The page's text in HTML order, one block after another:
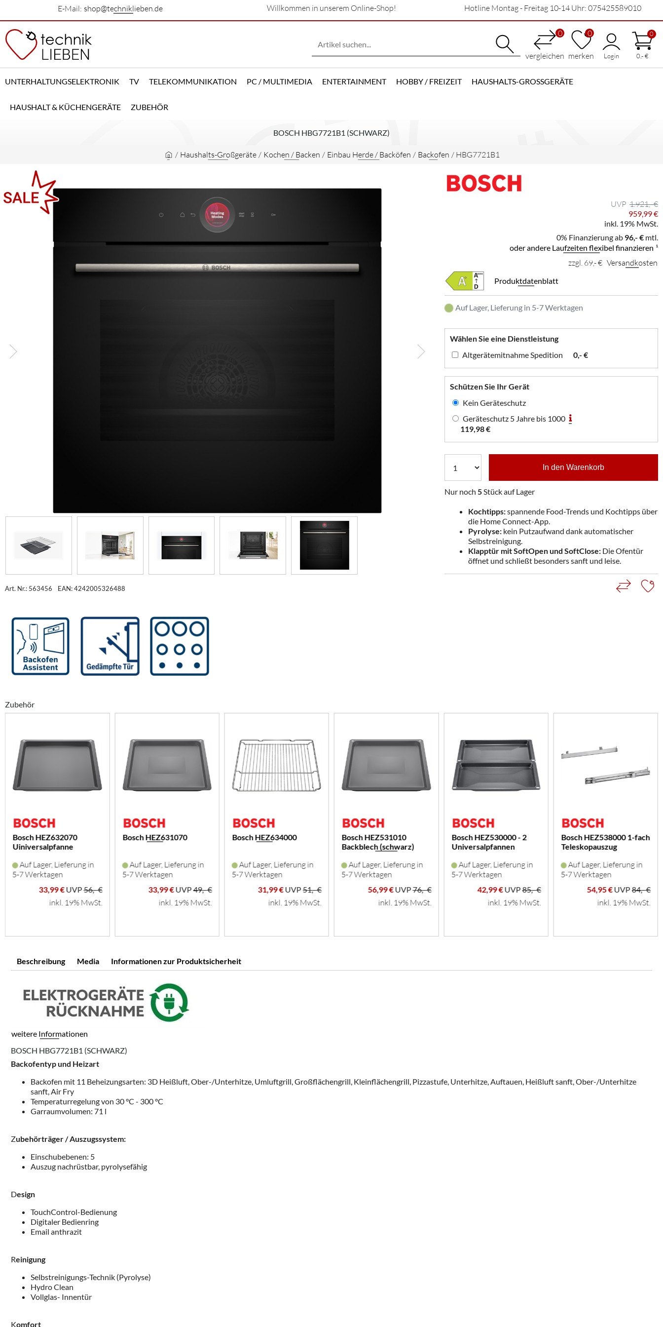
E-Mail: shop@techniklieben.de Willkommen in unserem Online-Shop! Hotline Montag - Freitag 10-14 Uhr: 075425589010
0
vergleichen
0
merken Login
0
0,- €
UNTERHALTUNGSELEKTRONIK TV TELEKOMMUNIKATION PC / MULTIMEDIA ENTERTAINMENT HOBBY / FREIZEIT HAUSHALTS-GROSSGERÄTE
HAUSHALT & KÜCHENGERÄTE ZUBEHÖR
BOSCH HBG7721B1 (SCHWARZ)
/ Haushalts-Großgeräte / Kochen / Backen / Einbau Herde / Backöfen / Backofen / HBG7721B1
Art. Nr.: 563456 EAN: 4242005326488
1.921,- €
959,99 €
inkl. 19% MwSt.
0% Finanzierung ab 96,- € mtl.
oder andere Laufzeiten flexibel finanzieren ¹
zzgl. 69,- € Versandkosten
Produktdatenblatt
Auf Lager, Lieferung in 5-7 Werktagen
Wählen Sie eine Dienstleistung
Altgerätemitnahme Spedition
0,- €
Schützen Sie Ihr Gerät
Kein Geräteschutz
Geräteschutz 5 Jahre bis 1000
119,98 €
In den Warenkorb
Nur noch 5Stück auf Lager
Kochtipps:spannende Food-Trends und Kochtipps über
die Home Connect-App.
Pyrolyse:kein Putzaufwand dank automatischer
Selbstreinigung.
Klapptür mit SoftOpen und SoftClose:Die Ofentür
öffnet und schließt besonders sanft und leise.
Zubehör
Bosch HEZ632070
Uiniversalpfanne
Auf Lager, Lieferung in
5-7 Werktagen
33,99 €UVP56,- €
inkl. 19% MwSt.
Bosch HEZ631070
Auf Lager, Lieferung in
5-7 Werktagen
33,99 €UVP49,- €
inkl. 19% MwSt.
Bosch HEZ634000
Auf Lager, Lieferung in
5-7 Werktagen
31,99 €UVP51,- €
inkl. 19% MwSt.
Bosch HEZ531010
Backblech (schwarz)
Auf Lager, Lieferung in
5-7 Werktagen
56,99 €UVP76,- €
inkl. 19% MwSt.
Bosch HEZ530000 - 2
Universalpfannen
Auf Lager, Lieferung in
5-7 Werktagen
42,99 €UVP85,- €
inkl. 19% MwSt.
Bosch HEZ538000 1-fach
Teleskopauszug
Auf Lager, Lieferung in
5-7 Werktagen
54,95 €UVP84,- €
inkl. 19% MwSt.
Beschreibung Media Informationen zur Produktsicherheit
weitere Informationen
BOSCH HBG7721B1 (SCHWARZ)
Backofentyp und Heizart
Backofen mit 11 Beheizungsarten: 3D Heißluft, Ober-/Unterhitze, Umluftgrill, Großflächengrill, Kleinflächengrill, Pizzastufe, Unterhitze, Auftauen, Heißluft sanft, Ober-/Unterhitze
sanft, Air Fry
Temperaturregelung von 30 °C - 300 °C
Garraumvolumen: 71 l
Zubehörträger / Auszugssystem:
Einschubebenen: 5
Auszug nachrüstbar, pyrolysefähig
Design
TouchControl-Bedienung
Digitaler Bedienring
Email anthrazit
Reinigung
Selbstreinigungs-Technik (Pyrolyse)
Hydro Clean
Vollglas- Innentür
Komfort